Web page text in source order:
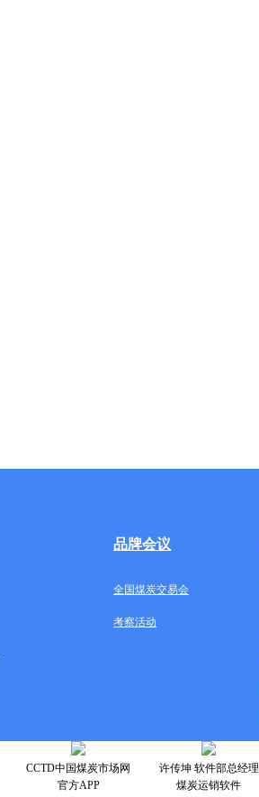
品牌会议
全国煤炭交易会
考察活动
CCTD中国煤炭市场网
官方APP
许传坤 软件部总经理
煤炭运销软件